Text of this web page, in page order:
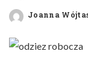
Posted
Joanna